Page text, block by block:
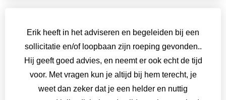
Erik heeft in het adviseren en begeleiden bij een
sollicitatie en/of loopbaan zijn roeping gevonden..
Hij geeft goed advies, en neemt er ook echt de tijd
voor. Met vragen kun je altijd bij hem terecht, je
weet dan zeker dat je een helder en nuttig